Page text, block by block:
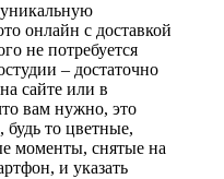
онлайн с доставкой
не потребуется
– достаточно
сайте или в
вам нужно, это
то цветные,
моменты, снятые на
и указать